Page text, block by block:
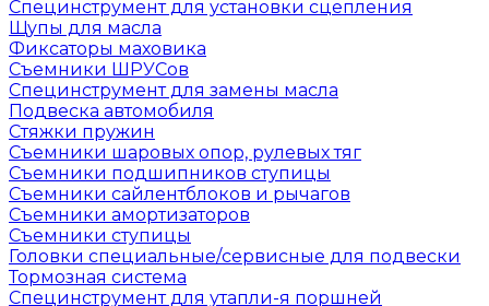
Специнструмент для установки сцепления
Щупы для масла
Фиксаторы маховика
Съемники ШРУСов
Специнструмент для замены масла
Подвеска автомобиля
Стяжки пружин
Съемники шаровых опор, рулевых тяг
Съемники подшипников ступицы
Съемники сайлентблоков и рычагов
Съемники амортизаторов
Съемники ступицы
Головки специальные/сервисные для подвески
Тормозная система
Специнструмент для утапли-я поршней